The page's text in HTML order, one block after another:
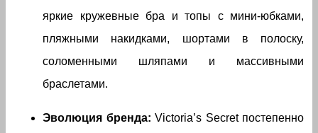
яркие кружевные бра и топы с мини-юбками,
пляжными накидками, шортами в полоску,
соломенными шляпами и массивными
браслетами.
Эволюция бренда: Victoria’s Secret постепенно